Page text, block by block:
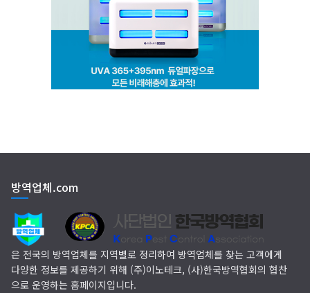
(주)씨아이엠
(주)다잘방역
방역업체.com
은 전국의 방역업체를 지역별로 정리하여 방역업체를 찾는 고객에게
다양한 정보를 제공하기 위해 (주)이노테크, (사)한국방역협회의 협찬
으로 운영하는 홈페이지입니다.